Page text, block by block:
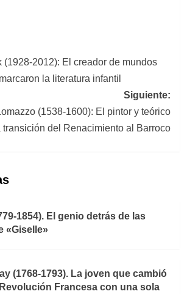
(1928-2012): El creador de mundos
la literatura infantil
Siguiente:
(1538-1600): El pintor y teórico
transición del Renacimiento al Barroco
1854). El genio detrás de las
«Giselle»
(1768-1793). La joven que cambió
Francesa con una sola